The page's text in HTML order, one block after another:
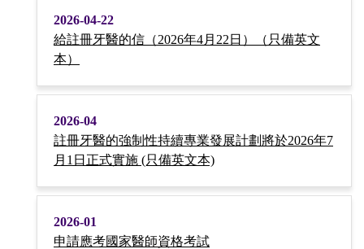
2026-04-22
給註冊牙醫的信（2026年4月22日）（只備英文
本）
2026-04
註冊牙醫的強制性持續專業發展計劃將於2026年7
月1日正式實施 (只備英文本)
2026-01
申請應考國家醫師資格考試